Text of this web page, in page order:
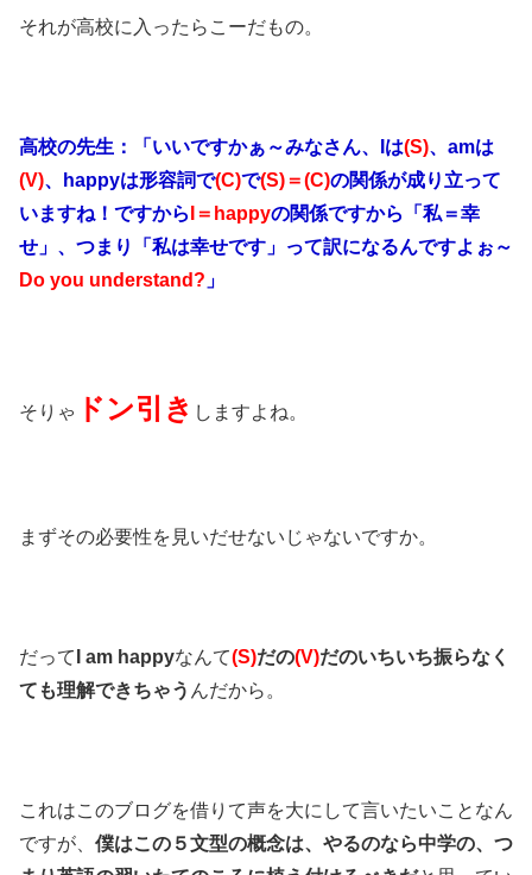
それが高校に入ったらこーだもの。
高校の先生：「いいですかぁ～みなさん、Iは(S)、amは
(V)、happyは形容詞で(C)で(S)＝(C)の関係が成り立って
いますね！ですから I＝happyの関係ですから「私＝幸
せ」、つまり「私は幸せです」って訳になるんですよぉ～
Do you understand? 」
そりゃ ドン引き しますよね。
まずその必要性を見いだせないじゃないですか。
だって I am happyなんて(S)だの(V)だのいちいち振らなく
ても理解できちゃう んだから。
これはこのブログを借りて声を大にして言いたいことなん
ですが、 僕はこの ５文型の概念は、やるのなら中学の、つ